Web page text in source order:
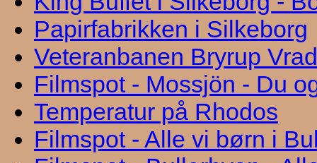
Papirfabrikken i Silkeborg
Veteranbanen Bryrup
Filmspot - Mossjön - Du
Temperatur på Rhodos
Filmspot - Alle vi børn i